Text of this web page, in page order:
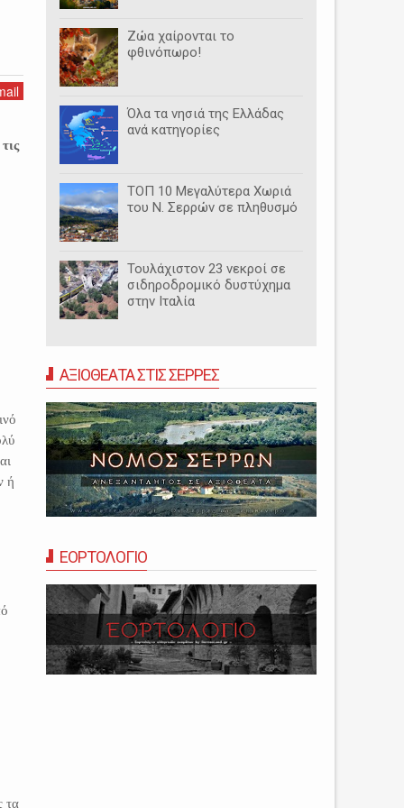
ή
τα
Ζώα χαίρονται το
φθινόπωρο!
Όλα τα νησιά της Ελλάδας
ανά κατηγορίες
ΤΟΠ 10 Μεγαλύτερα Χωριά
του Ν. Σερρών σε πληθυσμό
Τουλάχιστον 23 νεκροί σε
σιδηροδρομικό δυστύχημα
στην Ιταλία
ΑΞΙΟΘΕΑΤΑ ΣΤΙΣ ΣΕΡΡΕΣ
ΕΟΡΤΟΛΟΓΙΟ